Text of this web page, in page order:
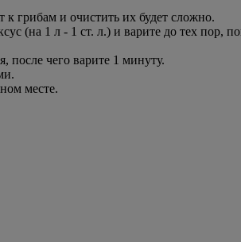
грибам и очистить их будет сложно.
(на 1 л - 1 ст. л.) и варите до тех пор,
после чего варите 1 минуту.
месте.